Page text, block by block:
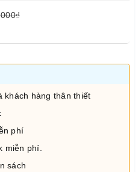
khách hàng thân thiết
phí
miễn phí.
sách